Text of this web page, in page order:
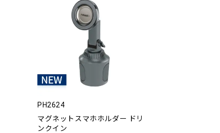
PH2624
マグネットスマホホルダー ドリ
ンクイン